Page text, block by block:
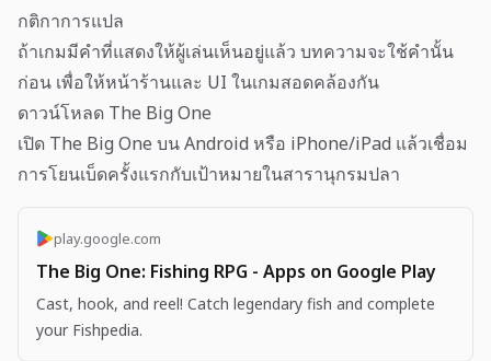
กติกาการแปล
ถ้าเกมมีคำที่แสดงให้ผู้เล่นเห็นอยู่แล้ว บทความจะใช้คำนั้น
ก่อน เพื่อให้หน้าร้านและ UI ในเกมสอดคล้องกัน
ดาวน์โหลด The Big One
เปิด The Big One บน Android หรือ iPhone/iPad แล้วเชื่อม
การโยนเบ็ดครั้งแรกกับเป้าหมายในสารานุกรมปลา
play.google.com
The Big One: Fishing RPG - Apps on Google Play
Cast, hook, and reel! Catch legendary fish and complete
your Fishpedia.